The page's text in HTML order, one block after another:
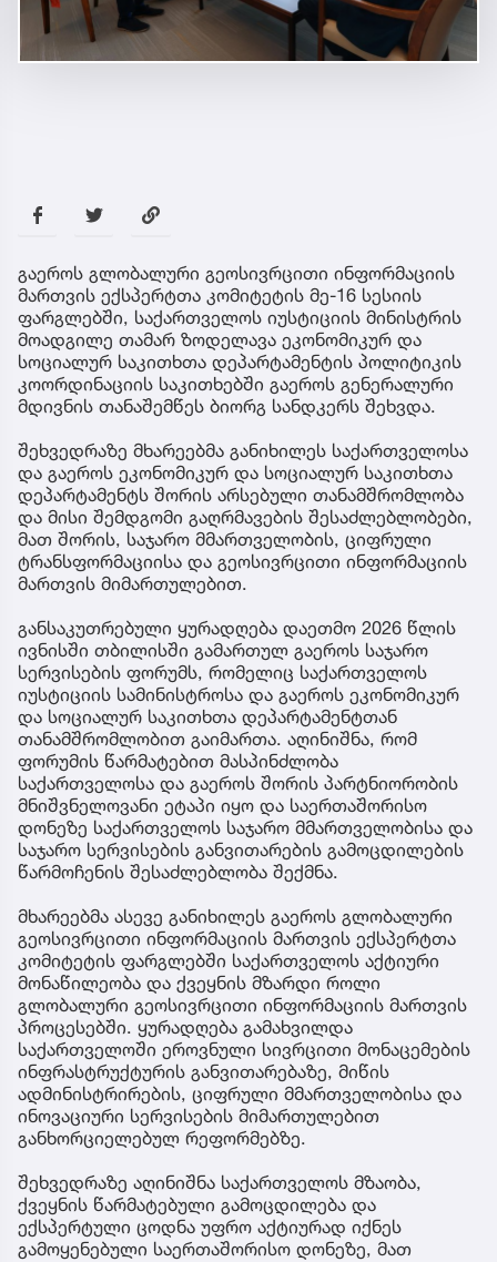
გაეროს გლობალური გეოსივრცითი ინფორმაციის
მართვის ექსპერტთა კომიტეტის მე-16 სესიის
ფარგლებში, საქართველოს იუსტიციის მინისტრის
მოადგილე თამარ ზოდელავა ეკონომიკურ და
სოციალურ საკითხთა დეპარტამენტის პოლიტიკის
კოორდინაციის საკითხებში გაეროს გენერალური
მდივნის თანაშემწეს ბიორგ სანდკერს შეხვდა.
შეხვედრაზე მხარეებმა განიხილეს საქართველოსა
და გაეროს ეკონომიკურ და სოციალურ საკითხთა
დეპარტამენტს შორის არსებული თანამშრომლობა
და მისი შემდგომი გაღრმავების შესაძლებლობები,
მათ შორის, საჯარო მმართველობის, ციფრული
ტრანსფორმაციისა და გეოსივრცითი ინფორმაციის
მართვის მიმართულებით.
განსაკუთრებული ყურადღება დაეთმო 2026 წლის
ივნისში თბილისში გამართულ გაეროს საჯარო
სერვისების ფორუმს, რომელიც საქართველოს
იუსტიციის სამინისტროსა და გაეროს ეკონომიკურ
და სოციალურ საკითხთა დეპარტამენტთან
თანამშრომლობით გაიმართა. აღინიშნა, რომ
ფორუმის წარმატებით მასპინძლობა
საქართველოსა და გაეროს შორის პარტნიორობის
მნიშვნელოვანი ეტაპი იყო და საერთაშორისო
დონეზე საქართველოს საჯარო მმართველობისა და
საჯარო სერვისების განვითარების გამოცდილების
წარმოჩენის შესაძლებლობა შექმნა.
მხარეებმა ასევე განიხილეს გაეროს გლობალური
გეოსივრცითი ინფორმაციის მართვის ექსპერტთა
კომიტეტის ფარგლებში საქართველოს აქტიური
მონაწილეობა და ქვეყნის მზარდი როლი
გლობალური გეოსივრცითი ინფორმაციის მართვის
პროცესებში. ყურადღება გამახვილდა
საქართველოში ეროვნული სივრცითი მონაცემების
ინფრასტრუქტურის განვითარებაზე, მიწის
ადმინისტრირების, ციფრული მმართველობისა და
ინოვაციური სერვისების მიმართულებით
განხორციელებულ რეფორმებზე.
შეხვედრაზე აღინიშნა საქართველოს მზაობა,
ქვეყნის წარმატებული გამოცდილება და
ექსპერტული ცოდნა უფრო აქტიურად იქნეს
გამოყენებული საერთაშორისო დონეზე, მათ